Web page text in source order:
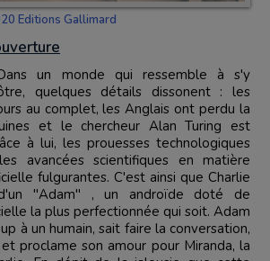
Editions Gallimard
quelques détails dissonent : les
au complet, les Anglais ont perdu la
et le chercheur Alan Turing est
à lui, les prouesses technologiques
avancées scientifiques en matière
fulgurantes. C'est ainsi que Charlie
"Adam" , un androïde doté de
la plus perfectionnée qui soit. Adam
à un humain, sait faire la conversation,
proclame son amour pour Miranda, la